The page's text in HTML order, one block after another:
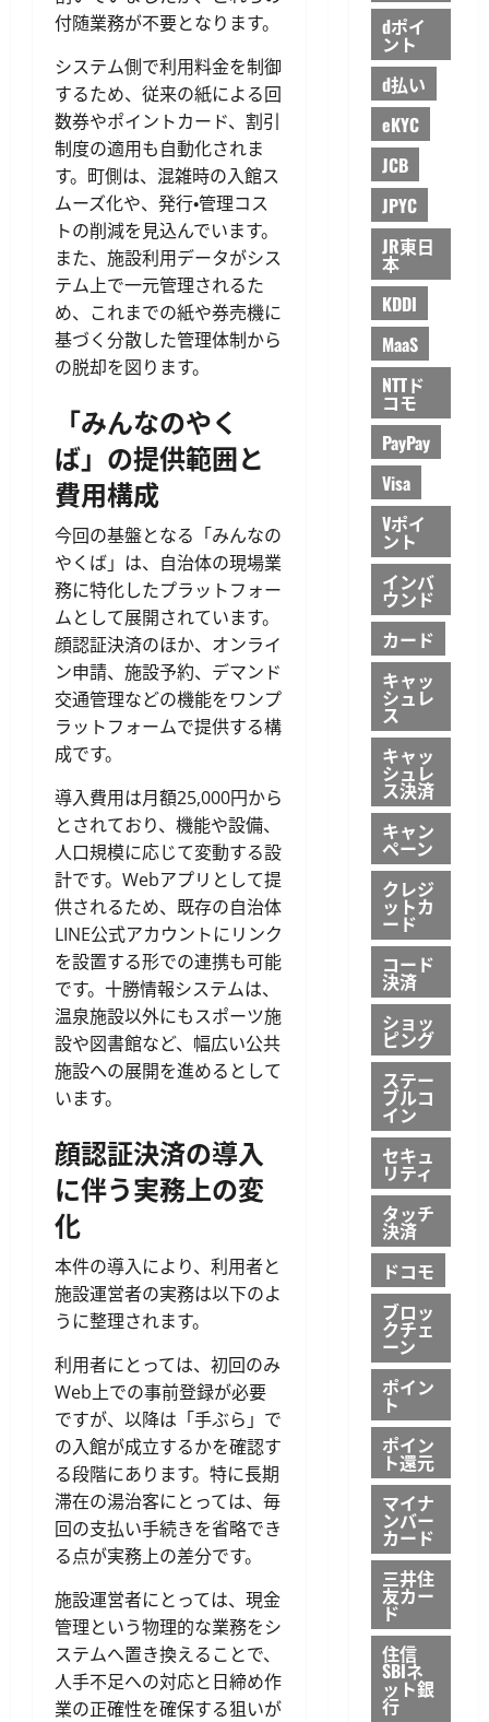
付随業務が不要となります。
システム側で利用料金を制御
するため、従来の紙による回
数券やポイントカード、割引
制度の適用も自動化されま
す。町側は、混雑時の入館ス
ムーズ化や、発行・管理コス
トの削減を見込んでいます。
また、施設利用データがシス
テム上で一元管理されるた
め、これまでの紙や券売機に
基づく分散した管理体制から
の脱却を図ります。
「みんなのやく
ば」の提供範囲と
費用構成
今回の基盤となる「みんなの
やくば」は、自治体の現場業
務に特化したプラットフォー
ムとして展開されています。
顔認証決済のほか、オンライ
ン申請、施設予約、デマンド
交通管理などの機能をワンプ
ラットフォームで提供する構
成です。
導入費用は月額25,000円から
とされており、機能や設備、
人口規模に応じて変動する設
計です。Webアプリとして提
供されるため、既存の自治体
LINE公式アカウントにリンク
を設置する形での連携も可能
です。十勝情報システムは、
温泉施設以外にもスポーツ施
設や図書館など、幅広い公共
施設への展開を進めるとして
います。
顔認証決済の導入
に伴う実務上の変
化
本件の導入により、利用者と
施設運営者の実務は以下のよ
うに整理されます。
利用者にとっては、初回のみ
Web上での事前登録が必要
ですが、以降は「手ぶら」で
の入館が成立するかを確認す
る段階にあります。特に長期
滞在の湯治客にとっては、毎
回の支払い手続きを省略でき
る点が実務上の差分です。
施設運営者にとっては、現金
管理という物理的な業務をシ
ステムへ置き換えることで、
人手不足への対応と日締め作
業の正確性を確保する狙いが
dポイ
ント
d払い
eKYC
JCB
JPYC
JR東日
本
KDDI
MaaS
NTTド
コモ
PayPay
Visa
Vポイ
ント
インバ
ウンド
カード
キャッ
シュレ
ス
キャッ
シュレ
ス決済
キャン
ペーン
クレジ
ットカ
ード
コード
決済
ショッ
ピング
ステー
ブルコ
イン
セキュ
リティ
タッチ
決済
ドコモ
ブロッ
クチェ
ーン
ポイン
ト
ポイン
ト還元
マイナ
ンバー
カード
三井住
友カー
ド
住信
SBIネ
ット銀
行